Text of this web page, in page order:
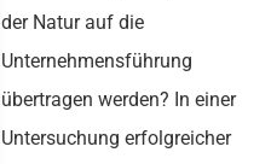
der Natur auf die
Unternehmensführung
übertragen werden? In einer
Untersuchung erfolgreicher